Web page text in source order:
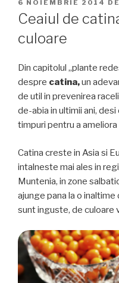
PE
6 NOIEMBRIE 2014 DE
Ceaiul de
culoare
Din capitolul „plante
despre catina,un
de util in prevenirea
de-abia in ultimii ani,
timpuri pentru a
Catina creste in Asia si
intalneste mai ales in
Muntenia, in zone
ajunge pana la o
sunt inguste, de culoare